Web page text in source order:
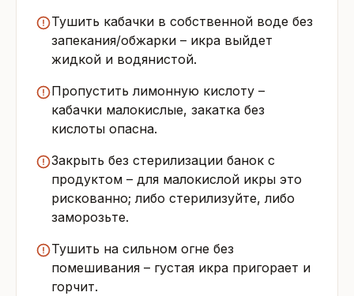
Тушить кабачки в собственной воде без
запекания/обжарки – икра выйдет
жидкой и водянистой.
Пропустить лимонную кислоту –
кабачки малокислые, закатка без
кислоты опасна.
Закрыть без стерилизации банок с
продуктом – для малокислой икры это
рискованно; либо стерилизуйте, либо
заморозьте.
Тушить на сильном огне без
помешивания – густая икра пригорает и
горчит.